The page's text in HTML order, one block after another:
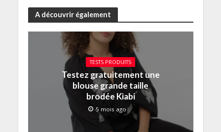
A découvrir également
TESTS PRODUITS
Testez gratuitement une
blouse grande taille
brodée Kiabi
5 mois ago